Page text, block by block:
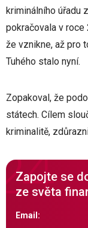
kriminálního úřadu
pokračovala v roce
že vznikne, až pro
Tuhého stalo nyní.
Zopakoval, že
státech. Cílem
kriminalitě,
Zapojte se
ze světa
Email: